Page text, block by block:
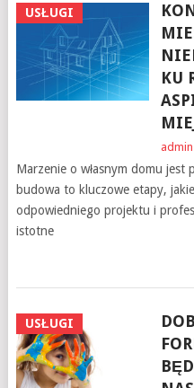
USŁUGI
KU
admin
Marzenie o własnym domu
budowa to kluczowe etapy,
odpowiedniego projektu i
istotne
USŁUGI